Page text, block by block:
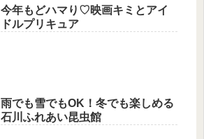
今年もどハマり♡映画キミとアイ
ドルプリキュア
雨でも雪でもOK！冬でも楽しめる
石川ふれあい昆虫館